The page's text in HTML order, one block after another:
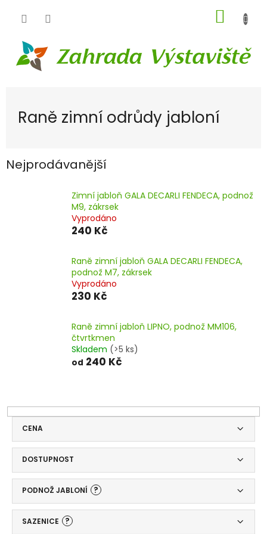
KOŠÍK
Raně zimní odrůdy jabloní
Nejprodávanější
Zimní jabloň GALA DECARLI FENDECA, podnož
M9, zákrsek
Vyprodáno
240 Kč
Raně zimní jabloň GALA DECARLI FENDECA,
podnož M7, zákrsek
Vyprodáno
230 Kč
Raně zimní jabloň LIPNO, podnož MM106,
čtvrtkmen
Skladem (>5 ks)
od 240 Kč
CENA
DOSTUPNOST
PODNOŽ JABLONÍ ?
SAZENICE ?